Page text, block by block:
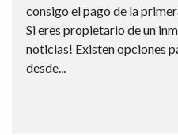
consigo el pago de la
Si eres propietario de un
noticias! Existen opciones
desde...